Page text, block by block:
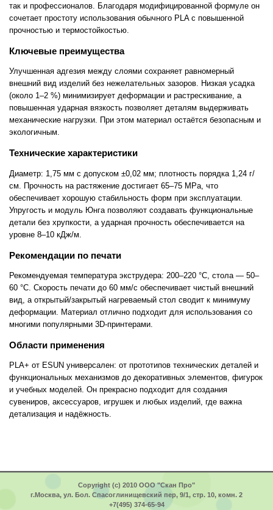
так и профессионалов. Благодаря модифицированной формуле он
сочетает простоту использования обычного PLA с повышенной
прочностью и термостойкостью.
Ключевые преимущества
Улучшенная адгезия между слоями сохраняет равномерный
внешний вид изделий без нежелательных зазоров. Низкая усадка
(около 1–2 %) минимизирует деформации и растрескивание, а
повышенная ударная вязкость позволяет деталям выдерживать
механические нагрузки. При этом материал остаётся безопасным и
экологичным.
Технические характеристики
Диаметр: 1,75 мм с допуском ±0,02 мм; плотность порядка 1,24 г/
см. Прочность на растяжение достигает 65–75 MPa, что
обеспечивает хорошую стабильность форм при эксплуатации.
Упругость и модуль Юнга позволяют создавать функциональные
детали без хрупкости, а ударная прочность обеспечивается на
уровне 8–10 кДж/м.
Рекомендации по печати
Рекомендуемая температура экструдера: 200–220 °C, стола — 50–
60 °C. Скорость печати до 60 мм/с обеспечивает чистый внешний
вид, а открытый/закрытый нагреваемый стол сводит к минимуму
деформации. Материал отлично подходит для использования со
многими популярными 3D-принтерами.
Области применения
PLA+ от ESUN универсален: от прототипов технических деталей и
функциональных механизмов до декоративных элементов, фигурок
и учебных моделей. Он прекрасно подходит для создания
сувениров, аксессуаров, игрушек и любых изделий, где важна
детализация и надёжность.
Copyright (c) 2010 ООО "Скан Про"
г.Москва, ул. Бол. Спасоглинищевский пер, 9/1, стр. 10, комн. 2
+7(495) 374-65-94